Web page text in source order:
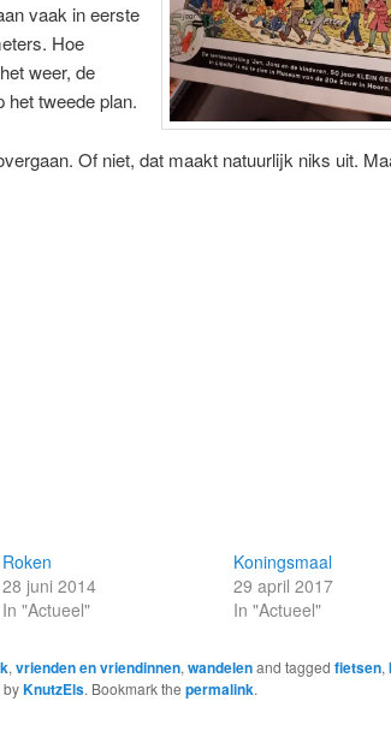
vaak in eerste
Hoe
weer, de
tweede plan.
Of niet, dat maakt natuurlijk niks uit.
Roken
28 juni 2014
In "Actueel"
Koningsmaal
29 april 2017
In "Actueel"
, vrienden en vriendinnen, wandelenand tagged fietsen,
byKnutzEls. Bookmark the permalink.